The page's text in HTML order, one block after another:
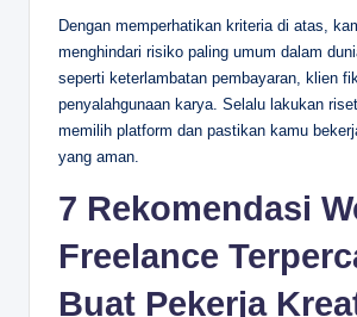
Dengan memperhatikan kriteria di atas,
menghindari risiko paling umum dalam
seperti keterlambatan pembayaran, klien
penyalahgunaan karya. Selalu lakukan
memilih platform dan pastikan kamu
yang aman.
7 Rekomendasi
Freelance
Buat Pekerja